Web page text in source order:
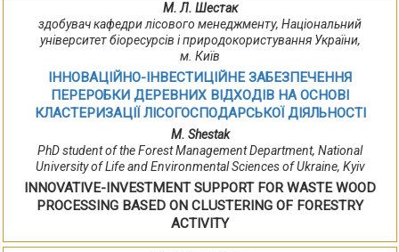
М. Л. Шестак
здобувач кафедри лісового менеджменту, Національний
університет біоресурсів і природокористування України,
м. Київ
ІННОВАЦІЙНО-ІНВЕСТИЦІЙНЕ ЗАБЕЗПЕЧЕННЯ
ПЕРЕРОБКИ ДЕРЕВНИХ ВІДХОДІВ НА ОСНОВІ
КЛАСТЕРИЗАЦІЇ ЛІСОГОСПОДАРСЬКОЇ ДІЯЛЬНОСТІ
M. Shestak
PhD student of the Forest Management Department, National
University of Life and Environmental Sciences of Ukraine, Kyiv
INNOVATIVE-INVESTMENT SUPPORT FOR WASTE WOOD
PROCESSING BASED ON CLUSTERING OF FORESTRY
ACTIVITY